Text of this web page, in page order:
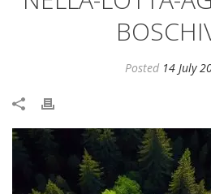
Posted 14 July